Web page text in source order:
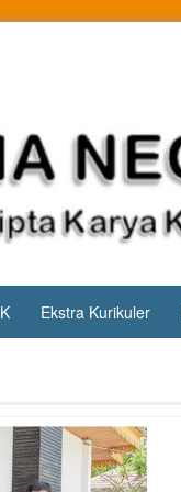
Ekstra Kurikuler